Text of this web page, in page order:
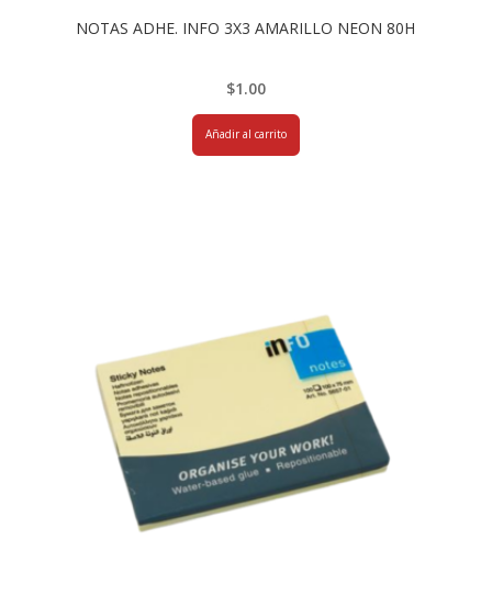
NOTAS ADHE. INFO 3X3 AMARILLO NEON 80H
$1.00
Añadir al carrito